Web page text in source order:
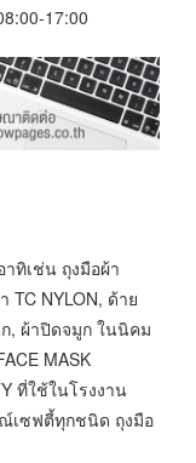
17:00
ทิเช่น ถุงมือผ้า
TC NYLON, ด้าย
, ผ้าปิดจมูก ในนิคม
MASK
ที่ใช้ในโรงงาน
เซฟตี้ทุกชนิด ถุงมือ